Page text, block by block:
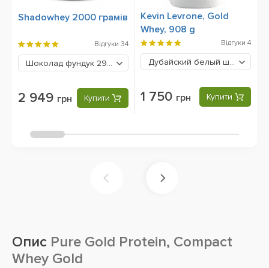
Shadowhey 2000 грамів
Відгуки 34
Шоколад фундук 2949 грн
2 949 грн Купити
Kevin Levrone, Gold
Whey, 908 g
Відгуки 4
Дубайский белый шоколад
1 750 грн Купити
Опис Pure Gold Protein, Compact
Whey Gold